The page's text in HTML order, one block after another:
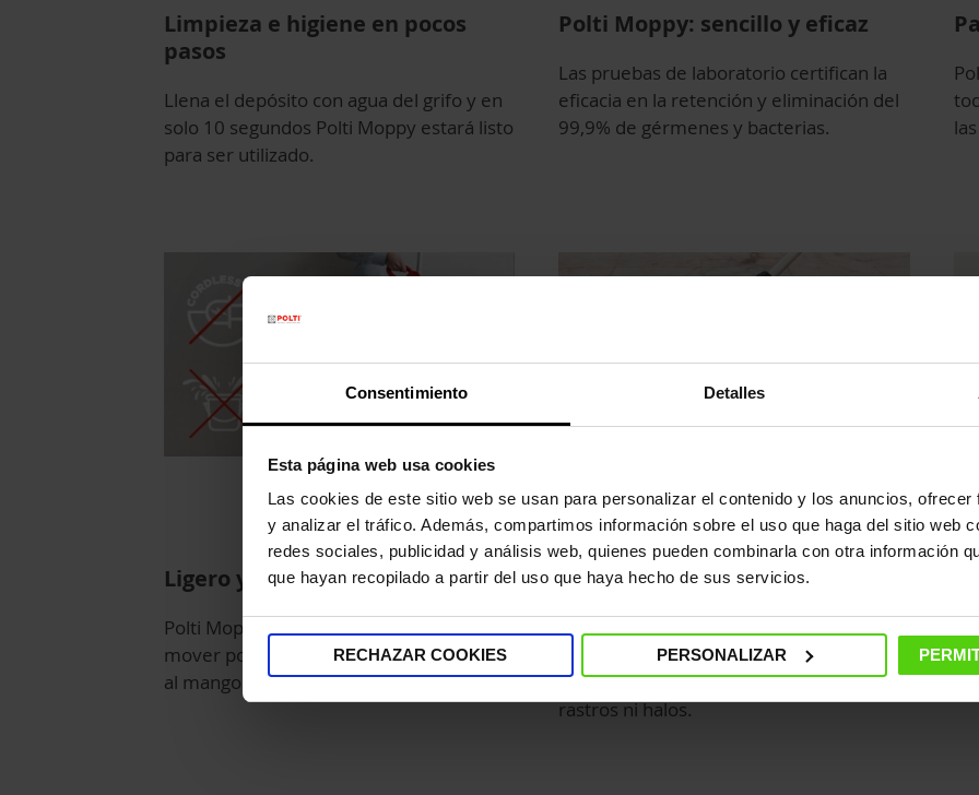
Consentimiento Detalles
Esta página web usa cookies
Las cookies de este sitio web se usan para personalizar el contenido y los anuncios,
y analizar el tráfico. Además, compartimos información sobre el uso que haga del sitio web
redes sociales, publicidad y análisis web, quienes pueden combinarla con otra información
que hayan recopilado a partir del uso que haya hecho de sus servicios.
RECHAZAR COOKIES PERSONALIZAR
Limpieza e higiene en pocos
pasos
Llena el depósito con agua del grifo y en
solo 10 segundos Polti Moppy estará listo
para ser utilizado.
Polti Moppy: sencillo y eficaz
Las pruebas de laboratorio certifican la
eficacia en la retención y eliminación del
99,9% de gérmenes y bacterias.
Ligero y fácil de manejar
Polti Moppy es ligero y compacto, fácil de
mover por la casa con una mano gracias
al mango ergonómico.
Superficies inmediatamente
Con Polti Moppy las superficies se secan
rápida y uniformemente, sin molestos
rastros ni halos.